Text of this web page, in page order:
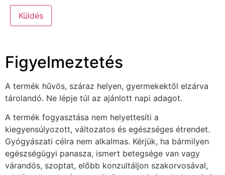
Figyelmeztetés
A termék hűvös, száraz helyen, gyermekektől elzárva
tárolandó. Ne lépje túl az ajánlott napi adagot.
A termék fogyasztása nem helyettesíti a
kiegyensúlyozott, változatos és egészséges étrendet.
Gyógyászati célra nem alkalmas. Kérjük, ha bármilyen
egészségügyi panasza, ismert betegsége van vagy
várandós, szoptat, előbb konzultáljon szakorvosával,